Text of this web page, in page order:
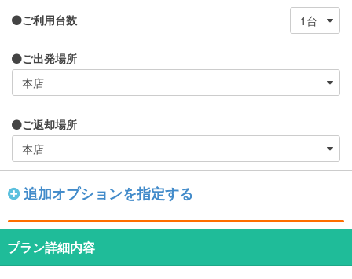
ご利用台数
ご出発場所
ご返却場所
追加オプションを指定する
プラン詳細内容